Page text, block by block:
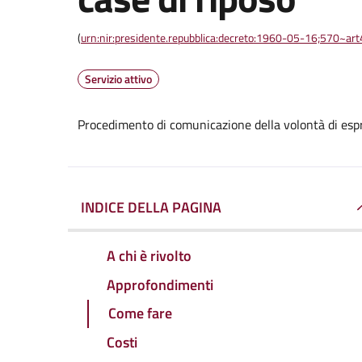
(urn:nir:presidente.repubblica:decreto:1960-05-
Servizio attivo
Procedimento di comunicazione della volontà di
INDICE DELLA PAGINA
A chi è rivolto
Approfondimenti
Come fare
Costi